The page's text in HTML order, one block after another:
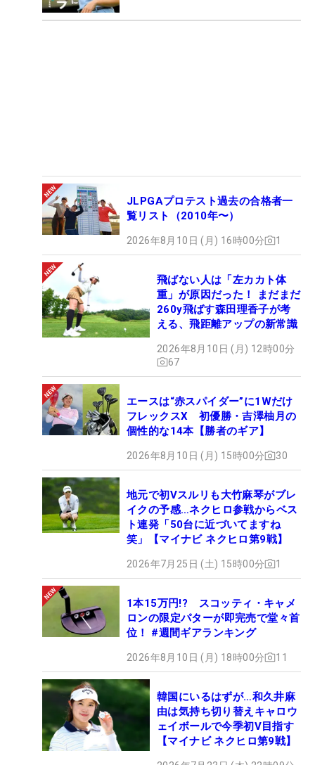
JLPGAプロテスト過去の合格者一
覧リスト（2010年〜）
2026年8月10日 (月) 16時00分 1
飛ばない人は「左カカト体
重」が原因だった！ まだまだ
260y飛ばす森田理香子が考
える、飛距離アップの新常識
2026年8月10日 (月) 12時00分
67
エースは“赤スパイダー”に1Wだけ
フレックスX 初優勝・吉澤柚月の
個性的な14本【勝者のギア】
2026年8月10日 (月) 15時00分 30
地元で初Vスルリも大竹麻琴がブレ
イクの予感…ネクヒロ参戦からベス
ト連発「50台に近づいてますね
笑」【マイナビ ネクヒロ第9戦】
2026年7月25日 (土) 15時00分 1
1本15万円!? スコッティ・キャメ
ロンの限定パターが即完売で堂々首
位！ #週間ギアランキング
2026年8月10日 (月) 18時00分 11
韓国にいるはずが…和久井麻
由は気持ち切り替えキャロウ
ェイボールで今季初V目指す
【マイナビ ネクヒロ第9戦】